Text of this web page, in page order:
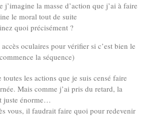
j’imagine la masse d’action que j’ai à faire
le moral tout de suite
quoi précisément ?
oculaires pour vérifier si c’est bien le
la séquence)
toutes les actions que je suis censé faire
Mais comme j’ai pris du retard, la
juste énorme…
vous, il faudrait faire quoi pour redevenir